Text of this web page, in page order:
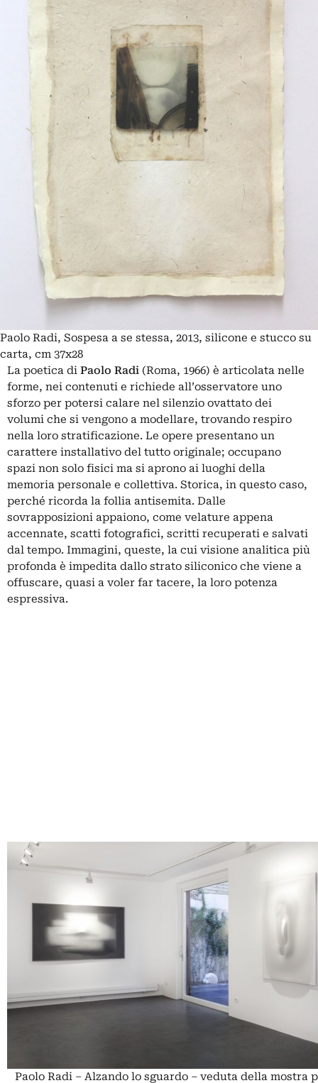
Paolo Radi, Sospesa a se stessa, 2013, silicone e stucco su
carta, cm 37x28
La poetica di Paolo Radi (Roma, 1966) è articolata nelle
forme, nei contenuti e richiede all’osservatore uno
sforzo per potersi calare nel silenzio ovattato dei
volumi che si vengono a modellare, trovando respiro
nella loro stratificazione. Le opere presentano un
carattere installativo del tutto originale; occupano
spazi non solo fisici ma si aprono ai luoghi della
memoria personale e collettiva. Storica, in questo caso,
perché ricorda la follia antisemita. Dalle
sovrapposizioni appaiono, come velature appena
accennate, scatti fotografici, scritti recuperati e salvati
dal tempo. Immagini, queste, la cui visione analitica più
profonda è impedita dallo strato siliconico che viene a
offuscare, quasi a voler far tacere, la loro potenza
espressiva.
Paolo Radi – Alzando lo sguardo – veduta della mostra